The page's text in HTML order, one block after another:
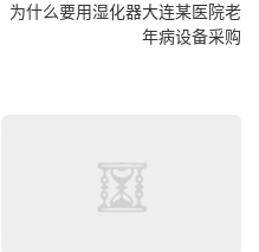
为什么要用湿化器大连某医院老
年病设备采购